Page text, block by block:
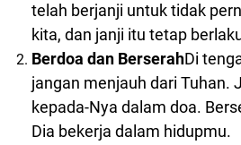
telah berjanji untuk tidak
kita, dan janji itu tetap
Berdoa dan BerserahDi
jangan menjauh dari Tuhan.
kepada-Nya dalam doa.
Dia bekerja dalam hidupmu.